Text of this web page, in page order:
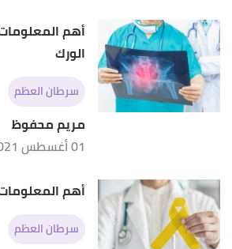
أهم
الورك
سرطان العظم
مريم محفوظ
01 أغسطس 2021
أهم
سرطان العظم